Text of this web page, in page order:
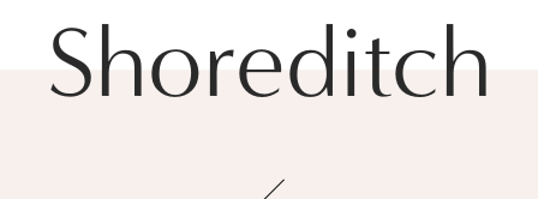
Shoreditch